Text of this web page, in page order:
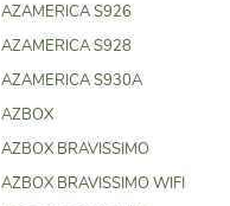
AZAMERICA S926
AZAMERICA S928
AZAMERICA S930A
AZBOX
AZBOX BRAVISSIMO
AZBOX BRAVISSIMO WIFI